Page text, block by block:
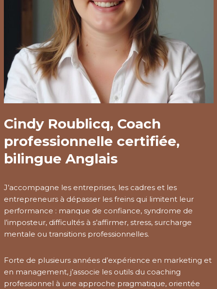
Cindy Roublicq, Coach
professionnelle certifiée,
bilingue Anglais
J’accompagne les entreprises, les cadres et les
entrepreneurs à dépasser les freins qui limitent leur
performance : manque de confiance, syndrome de
l’imposteur, difficultés à s’affirmer, stress, surcharge
mentale ou transitions professionnelles.
Forte de plusieurs années d’expérience en marketing et
en management, j’associe les outils du coaching
professionnel à une approche pragmatique, orientée